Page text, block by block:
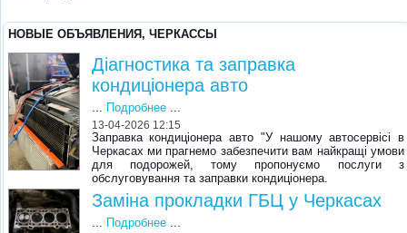
НОВЫЕ ОБЪЯВЛЕНИЯ, ЧЕРКАССЫ
Діагностика та заправка
кондиціонера авто
... Подробнее...
13-04-2026 12:15
Заправка кондиціонера авто "У нашому автосервісі в
Черкасах ми прагнемо забезпечити вам найкращі умови
для подорожей, тому пропонуємо послуги з
обслуговування та заправки кондиціонера.
Заміна прокладки ГБЦ у Черкасах
... Подробнее...